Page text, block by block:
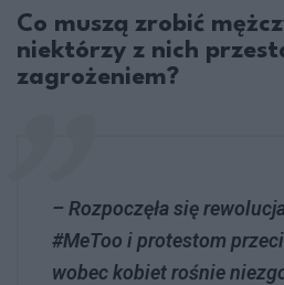
Co muszą zrobić
niektórzy z nich
zagrożeniem?
– Rozpoczęła się
#MeToo i protestom
wobec kobiet rośnie